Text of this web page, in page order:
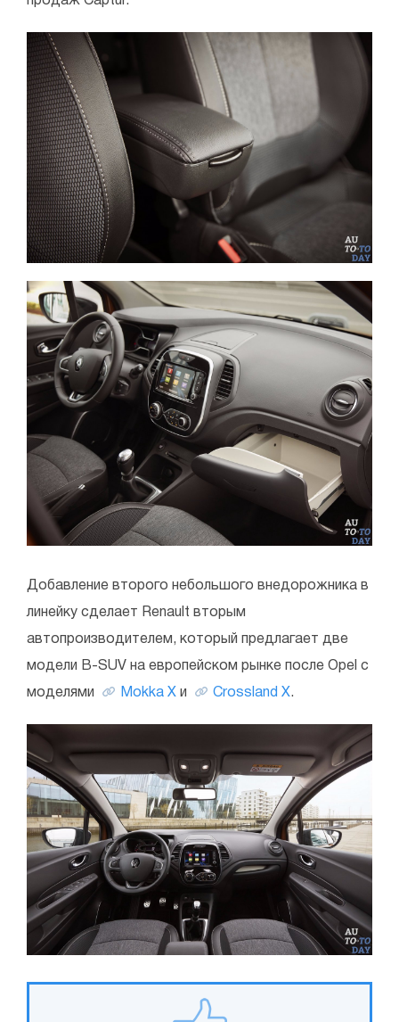
Добавление второго небольшого внедорожника в
линейку сделает Renault вторым
автопроизводителем, который предлагает две
модели B-SUV на европейском рынке после Opel с
моделями Mokka X и Crossland X.